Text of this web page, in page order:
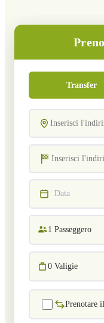
Transfer
Data
1 Passeggero
0 Valigie
Prenotare